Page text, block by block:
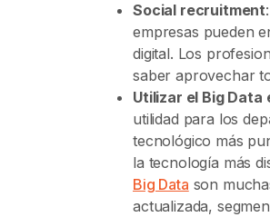
Social recruitment
empresas pueden
digital. Los
saber aprovechar
Utilizar el Big Data
utilidad para los
tecnológico más
la tecnología más
Big Data son
actualizada,